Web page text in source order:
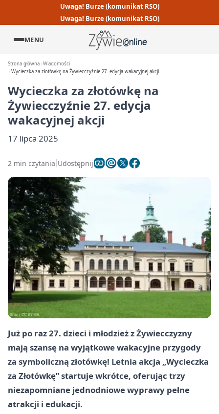
Uwaga! Burze (komunikat RSO)
Uwaga! Burze (komunikat RSO)
MENU
Strona główna Wiadomości
Wycieczka za złotówkę na Żywiecczyźnie 27. edycja wakacyjnej akcji
Wycieczka za złotówkę na
Żywiecczyźnie 27. edycja
wakacyjnej akcji
17 lipca 2025
2 min czytania Udostępnij
Już po raz 27. dzieci i młodzież z Żywiecczyzny
mają szansę na wyjątkowe wakacyjne przygody
za symboliczną złotówkę! Letnia akcja „Wycieczka
za Złotówkę” startuje wkrótce, oferując trzy
niezapomniane jednodniowe wyprawy pełne
atrakcji i edukacji.